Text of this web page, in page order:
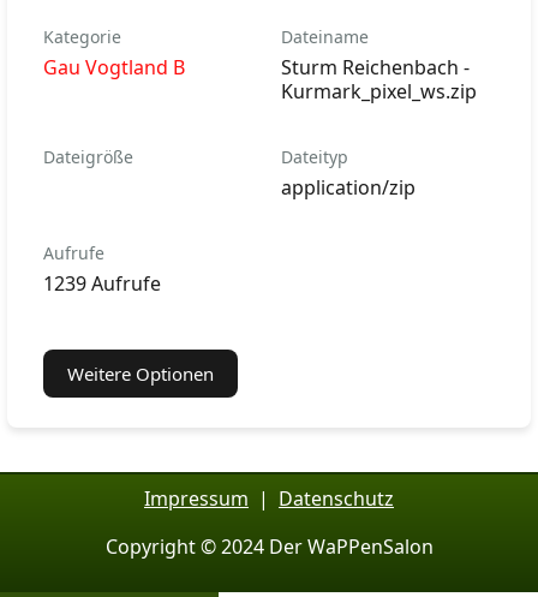
Kategorie
Gau Vogtland B
Dateiname
Sturm Reichenbach -
Kurmark_pixel_ws.zip
Dateigröße Dateityp
application/zip
Aufrufe
1239 Aufrufe
Weitere Optionen
Impressum | Datenschutz
Copyright © 2024 Der WaPPenSalon